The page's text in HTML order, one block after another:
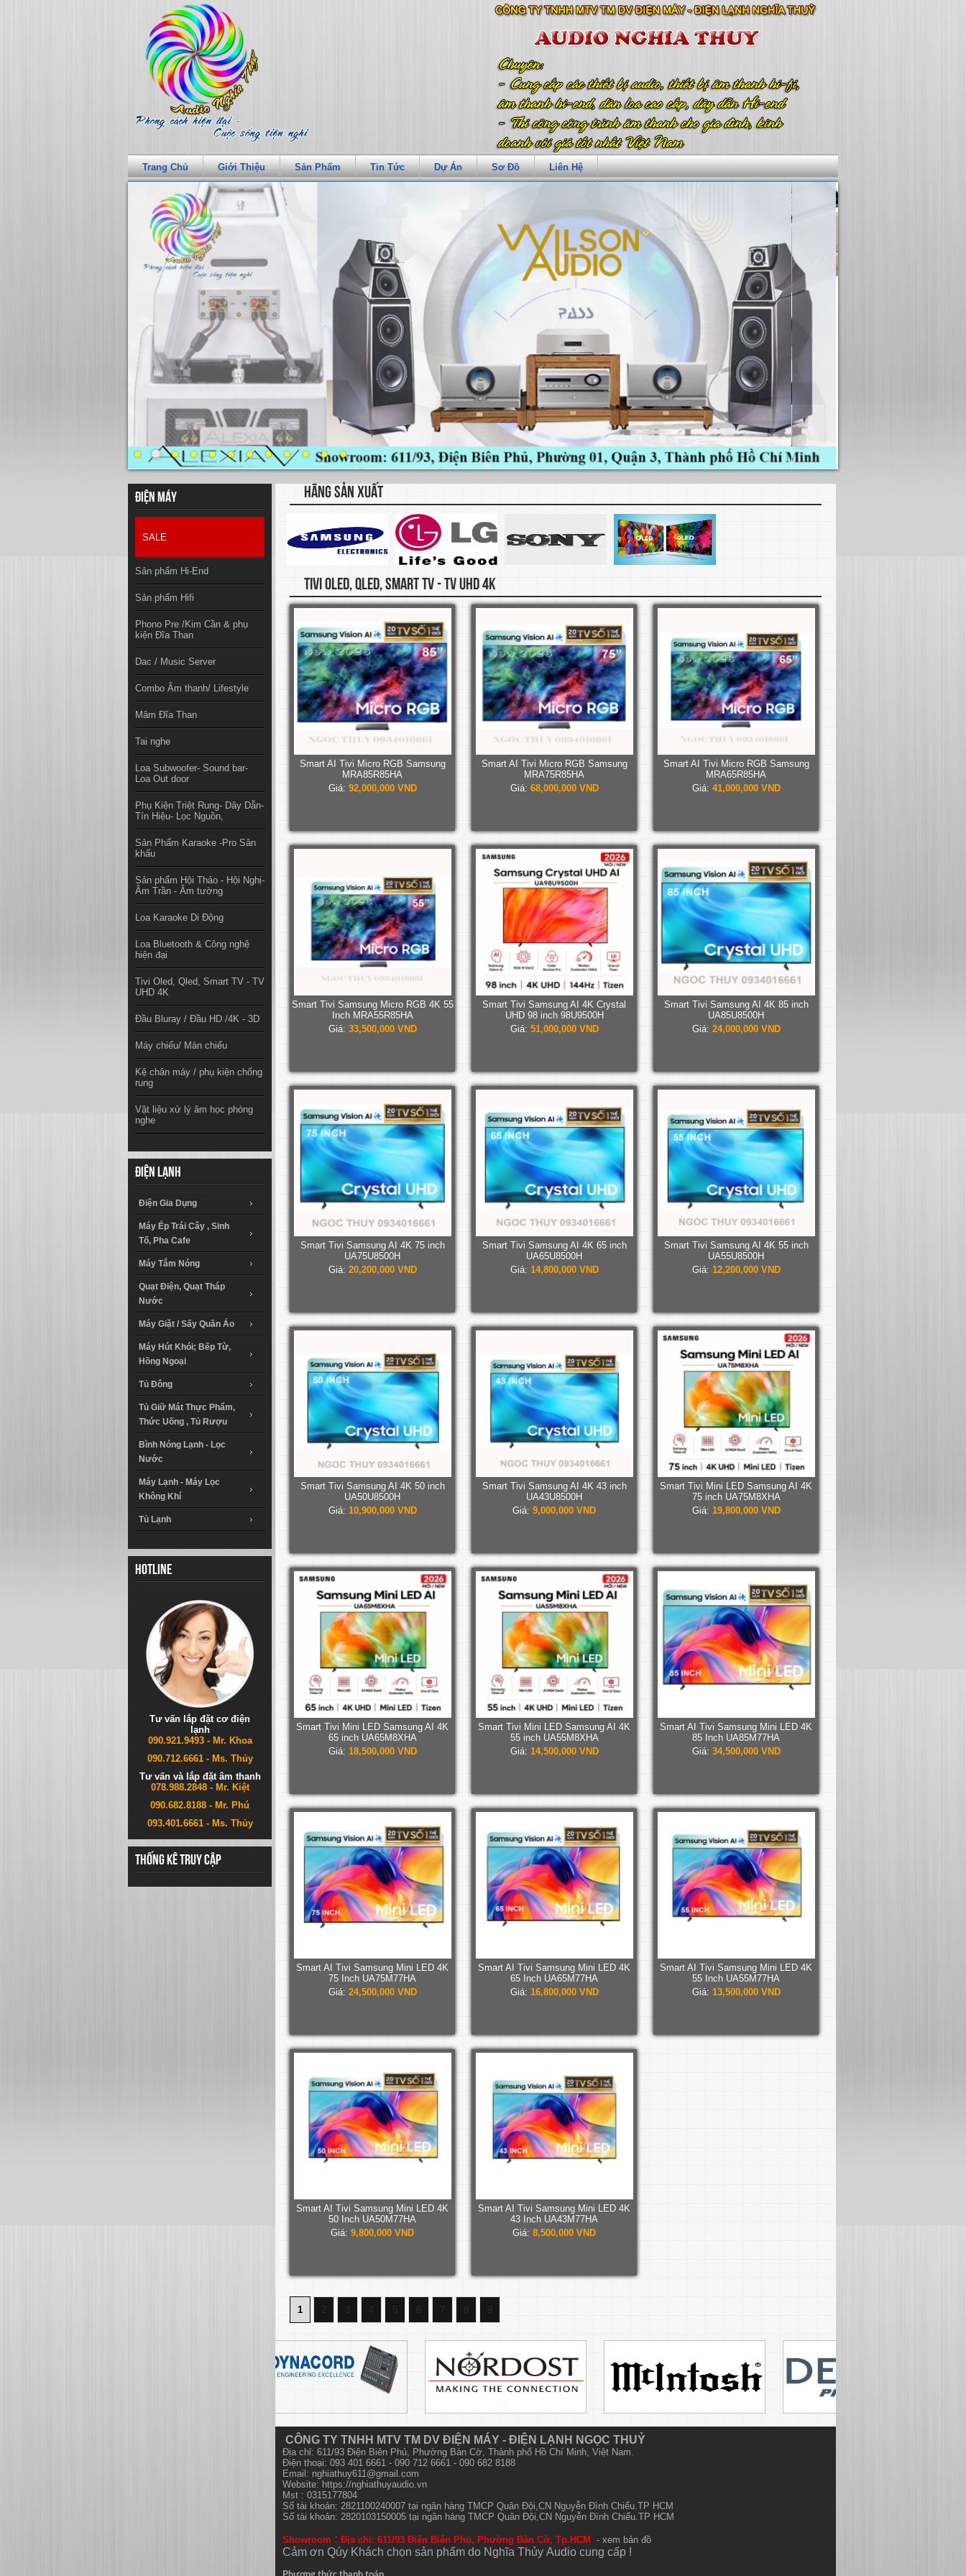
Trang Chủ Giới Thiệu Sản Phẩm Tin Tức Dự Án Sơ Đồ Liên Hệ
Điện máy
SALE
Sản phẩm Hi-End
Sản phẩm Hifi
Phono Pre /Kim Cần & phụ
kiện Đĩa Than
Dac / Music Server
Combo Âm thanh/ Lifestyle
Mâm Đĩa Than
Tai nghe
Loa Subwoofer- Sound bar-
Loa Out door
Phụ Kiện Triệt Rung- Dây Dẫn-
Tín Hiệu- Lọc Nguồn,
Sản Phẩm Karaoke -Pro Sân
khấu
Sản phẩm Hội Thảo - Hội Nghị-
Âm Trần - Âm tường
Loa Karaoke Di Động
Loa Bluetooth & Công nghệ
hiện đại
Tivi Oled, Qled, Smart TV - TV
UHD 4K
Đầu Bluray / Đầu HD /4K - 3D
Máy chiếu/ Màn chiếu
Kệ chân máy / phụ kiện chống
rung
Vật liệu xử lý âm học phòng
nghe
Điện lạnh
Điện Gia Dụng
Máy Ép Trái Cây , Sinh
Tố, Pha Cafe
Máy Tắm Nóng
Quạt Điện, Quạt Tháp
Nước
Máy Giặt / Sấy Quần Áo
Máy Hút Khói; Bếp Từ,
Hồng Ngoại
Tủ Đông
Tủ Giữ Mát Thực Phẩm,
Thức Uống , Tủ Rượu
Bình Nóng Lạnh - Lọc
Nước
Máy Lạnh - Máy Lọc
Không Khí
Tủ Lạnh
Hotline
Tư vấn lắp đặt cơ điện
lạnh
090.921.9493 - Mr. Khoa
090.712.6661 - Ms. Thủy
Tư vấn và lắp đặt âm thanh
078.988.2848 - Mr. Kiệt
090.682.8188 - Mr. Phú
093.401.6661 - Ms. Thủy
Thống kê truy cập
HÃNG SẢN XUẤT
TIVI OLED, QLED, SMART TV - TV UHD 4K
Smart AI Tivi Micro RGB Samsung
MRA85R85HA
Giá: 92,000,000 VND
Smart AI Tivi Micro RGB Samsung
MRA75R85HA
Giá: 68,000,000 VND
Smart AI Tivi Micro RGB Samsung
MRA65R85HA
Giá: 41,000,000 VND
Smart Tivi Samsung Micro RGB 4K 55
Inch MRA55R85HA
Giá: 33,500,000 VND
Smart Tivi Samsung AI 4K Crystal
UHD 98 inch 98U9500H
Giá: 51,000,000 VND
Smart Tivi Samsung AI 4K 85 inch
UA85U8500H
Giá: 24,000,000 VND
Smart Tivi Samsung AI 4K 75 inch
UA75U8500H
Giá: 20,200,000 VND
Smart Tivi Samsung AI 4K 65 inch
UA65U8500H
Giá: 14,800,000 VND
Smart Tivi Samsung AI 4K 55 inch
UA55U8500H
Giá: 12,200,000 VND
Smart Tivi Samsung AI 4K 50 inch
UA50U8500H
Giá: 10,900,000 VND
Smart Tivi Samsung AI 4K 43 inch
UA43U8500H
Giá: 9,000,000 VND
Smart Tivi Mini LED Samsung AI 4K
75 inch UA75M8XHA
Giá: 19,800,000 VND
Smart Tivi Mini LED Samsung AI 4K
65 inch UA65M8XHA
Giá: 18,500,000 VND
Smart Tivi Mini LED Samsung AI 4K
55 inch UA55M8XHA
Giá: 14,500,000 VND
Smart AI Tivi Samsung Mini LED 4K
85 Inch UA85M77HA
Giá: 34,500,000 VND
Smart AI Tivi Samsung Mini LED 4K
75 Inch UA75M77HA
Giá: 24,500,000 VND
Smart AI Tivi Samsung Mini LED 4K
65 Inch UA65M77HA
Giá: 16,800,000 VND
Smart AI Tivi Samsung Mini LED 4K
55 Inch UA55M77HA
Giá: 13,500,000 VND
Smart AI Tivi Samsung Mini LED 4K
50 Inch UA50M77HA
Giá: 9,800,000 VND
Smart AI Tivi Samsung Mini LED 4K
43 Inch UA43M77HA
Giá: 8,500,000 VND
1 2 3 5 6 7 9
CÔNG TY TNHH MTV TM DV ĐIỆN MÁY - ĐIỆN LẠNH NGỌC THUỶ
Địa chỉ: 611/93 Điện Biên Phủ, Phường Bàn Cờ, Thành phố Hồ Chí Minh, Việt Nam.
Điện thoại: 093 401 6661 - 090 712 6661 - 090 682 8188
Email: nghiathuy611@gmail.com
Website: https://nghiathuyaudio.vn
Mst : 0315177804
Số tài khoản: 2821100240007 tại ngân hàng TMCP Quân Đội,CN Nguyễn Đình Chiểu.TP HCM
Số tài khoản: 2820103150005 tại ngân hàng TMCP Quân Đội,CN Nguyễn Đình Chiểu.TP HCM
Showroom : Địa chỉ: 611/93 Điện Biên Phủ, Phường Bàn Cờ, Tp.HCM - xem bản đồ
Cảm ơn Qúy Khách chọn sản phẩm do Nghĩa Thủy Audio cung cấp !